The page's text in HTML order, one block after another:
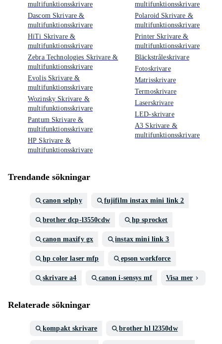
multifunktionsskrivare
Dascom Skrivare &
multifunktionsskrivare
HiTi Skrivare &
multifunktionsskrivare
Zebra Technologies Skrivare &
multifunktionsskrivare
Evolis Skrivare &
multifunktionsskrivare
Wozinsky Skrivare &
multifunktionsskrivare
Pantum Skrivare &
multifunktionsskrivare
HP Skrivare &
multifunktionsskrivare
multifunktionsskrivare
Polaroid Skrivare &
multifunktionsskrivare
Printer Skrivare &
multifunktionsskrivare
Bläckstråleskrivare
Fotoskrivare
Matrisskrivare
Termoskrivare
Laserskrivare
LED-skrivare
A3 Skrivare &
multifunktionsskrivare
Trendande sökningar
canon selphy fujifilm instax mini link 2
brother dcp-l3550cdw hp sprocket
canon maxify gx instax mini link 3
hp color laser mfp epson workforce
skrivare a4 canon i-sensys mf Visa mer
Relaterade sökningar
kompakt skrivare brother hl l2350dw